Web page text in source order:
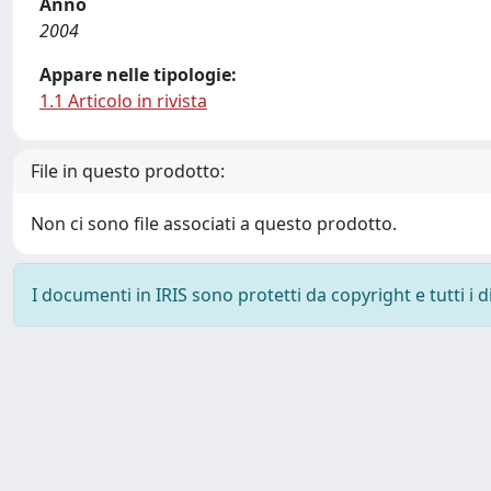
2004
Appare nelle tipologie:
1.1 Articolo in rivista
File in questo prodotto:
Non ci sono file associati a questo prodotto.
I documenti in IRIS sono protetti da copyright e tutti i